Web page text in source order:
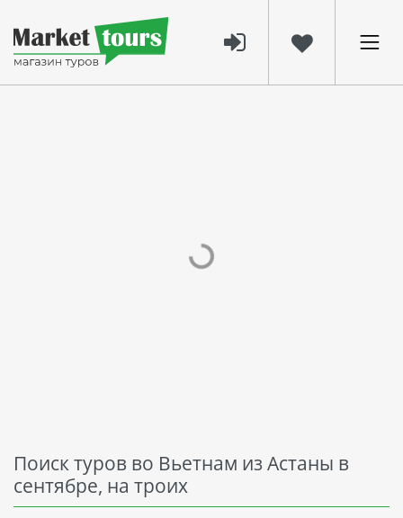
Поиск туров во Вьетнам из Астаны в
сентябре, на троих